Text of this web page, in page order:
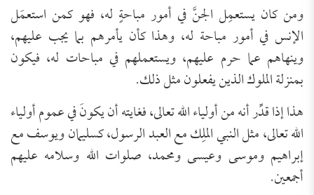
ومن كان يستعمِل الجنَّ في أمور مباحةٍ له، فهو كمن استعمَل
الإنس في أمور مباحة له، وهذا كأن يأمرهم بما يجب عليهم،
وينهاهم عما حرم عليهم، ويستعملهم في مباحات له، فيكون
بمنزلة الملوك الذين يفعلون مثل ذلك.
هذا إذا قدِّر أنه من أولياء الله تعالى، فغايته أن يكونَ في عموم أولياء
الله تعالى، مثل النبي الملِك مع العبد الرسول، كسليمان ويوسف مع
إبراهيم وموسى وعيسى ومحمد، صلوات الله وسلامه عليهم
أجمعين.